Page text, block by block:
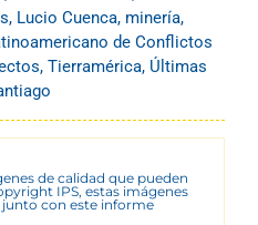
, Lucio Cuenca, minería,
de Conflictos
, Tierramérica, Últimas
de calidad que pueden
IPS, estas imágenes
con este informe